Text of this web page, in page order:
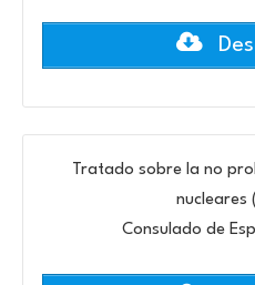
Tratado sobre la no
nucleares
Consulado de